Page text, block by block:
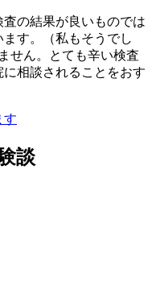
の結果が良いものでは
す。（私もそうでし
せん。とても辛い検査
相談されることをおす
す
談